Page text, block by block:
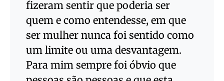
fizeram sentir que poderia ser
quem e como entendesse, em que
ser mulher nunca foi sentido como
um limite ou uma desvantagem.
Para mim sempre foi óbvio que